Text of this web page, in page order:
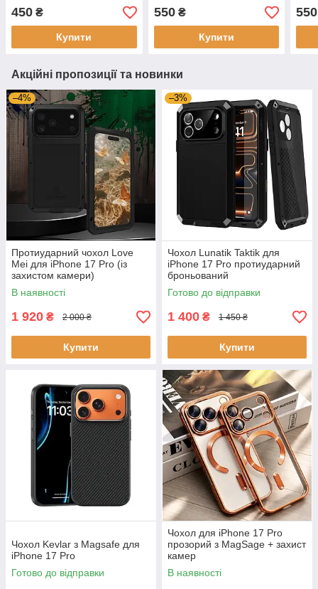
450 ₴
Купити
550₴
Купити
550
Акційні пропозиції та новинки
–4%
Протиударний чохол Love
Mei для iPhone 17 Pro (із
захистом камери)
В наявності
1 920 ₴ 2 000 ₴
Купити
–3%
Чохол Lunatik Taktik для
iPhone 17 Pro протиударний
броньований
Готово до відправки
1 400 ₴ 1 450 ₴
Купити
Чохол Kevlar з Magsafe для
iPhone 17 Pro
Готово до відправки
Чохол для iPhone 17 Pro
прозорий з MagSage + захист
камер
В наявності